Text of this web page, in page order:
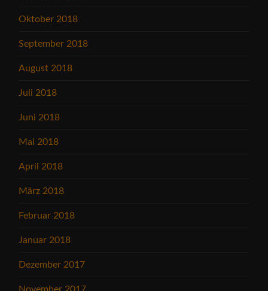
Oktober 2018
September 2018
August 2018
Juli 2018
Juni 2018
Mai 2018
April 2018
März 2018
Februar 2018
Januar 2018
Dezember 2017
November 2017